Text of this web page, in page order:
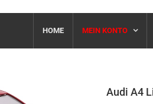
HOME MEIN KONTO
Audi A4